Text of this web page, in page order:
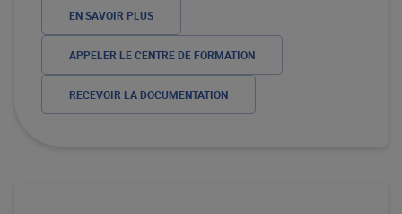
EN SAVOIR PLUS
APPELER LE CENTRE DE FORMATION
RECEVOIR LA DOCUMENTATION